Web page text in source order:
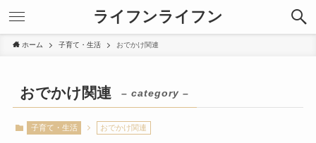
ライフンライフン
ホーム 子育て・生活 おでかけ関連
おでかけ関連 – category –
子育て・生活 おでかけ関連